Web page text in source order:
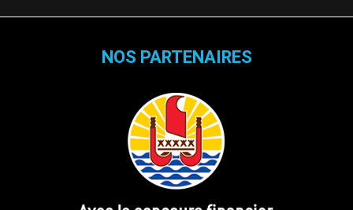
NOS PARTENAIRES